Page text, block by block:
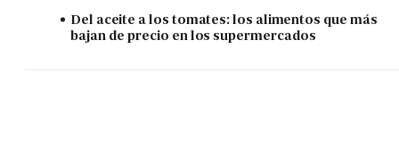
Del aceite a los tomates: los alimentos que más
bajan de precio en los supermercados